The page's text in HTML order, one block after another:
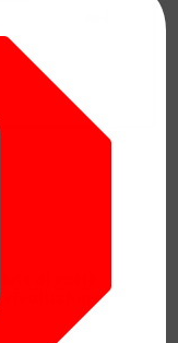
di volti:
rivoluzione